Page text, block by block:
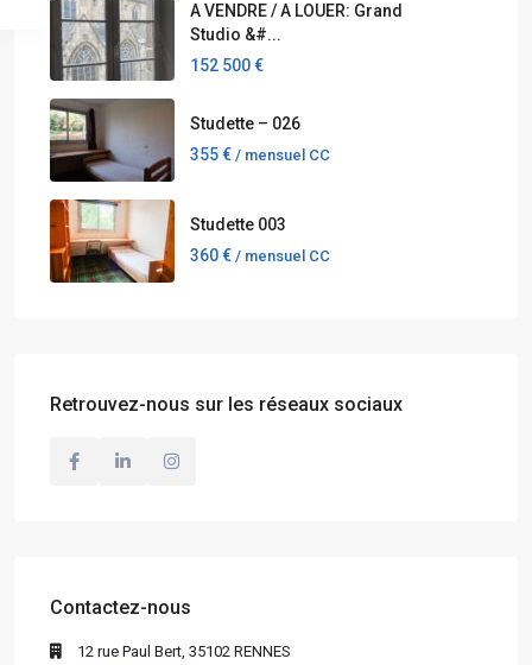
A VENDRE / A LOUER: Grand
Studio &#...
152 500 €
Studette – 026
355 € / mensuel CC
Studette 003
360 € / mensuel CC
Retrouvez-nous sur les réseaux sociaux
Contactez-nous
12 rue Paul Bert, 35102 RENNES